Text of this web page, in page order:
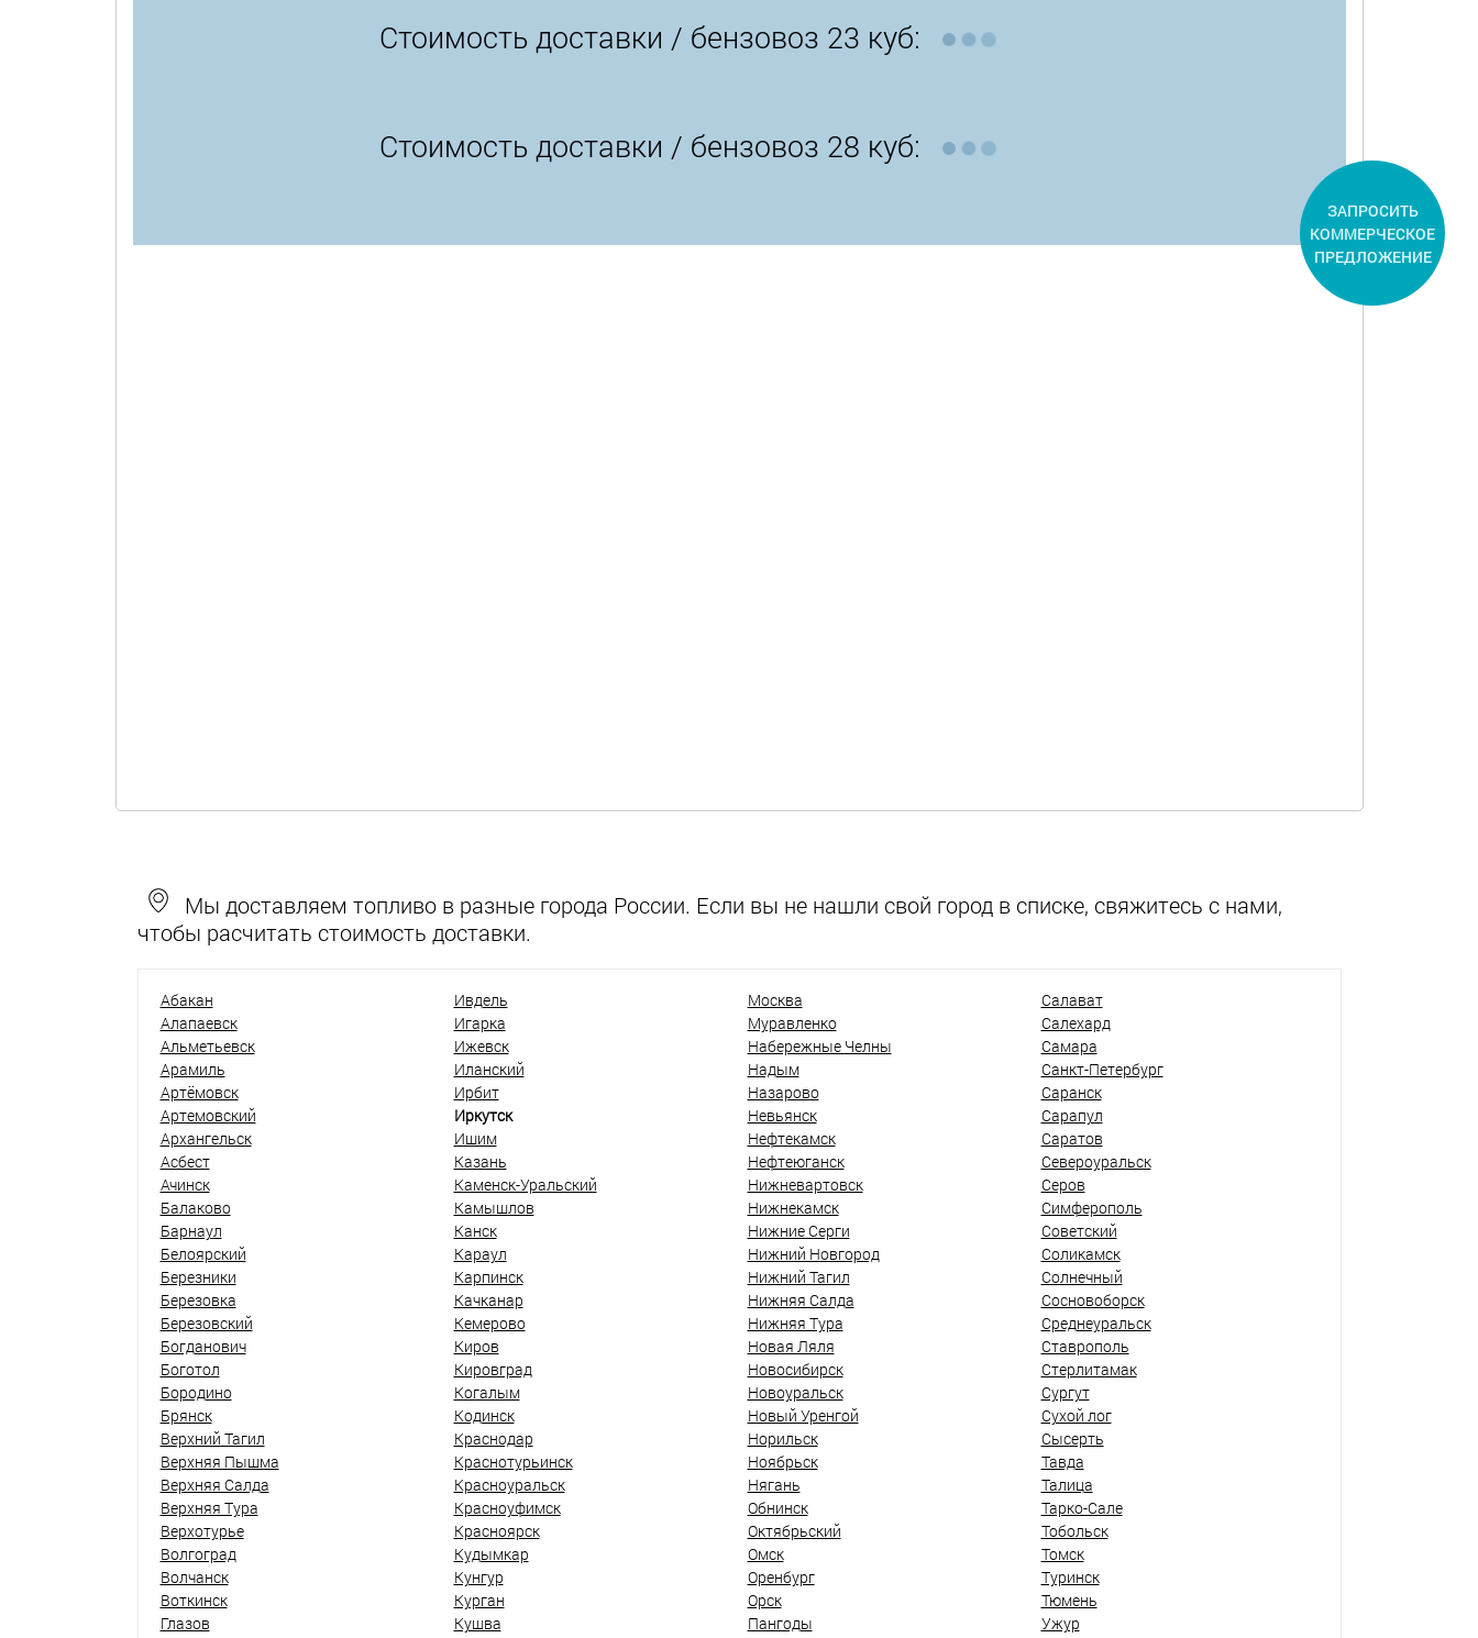
Стоимость доставки / бензовоз 23 куб:
Стоимость доставки / бензовоз 28 куб:
Мы доставляем топливо в разные города России. Если вы не нашли свой город в списке, свяжитесь с нами,
чтобы расчитать стоимость доставки.
Абакан
Алапаевск
Альметьевск
Арамиль
Артёмовск
Артемовский
Архангельск
Асбест
Ачинск
Балаково
Барнаул
Белоярский
Березники
Березовка
Березовский
Богданович
Боготол
Бородино
Брянск
Верхний Тагил
Верхняя Пышма
Верхняя Салда
Верхняя Тура
Верхотурье
Волгоград
Волчанск
Воткинск
Глазов
Ивдель
Игарка
Ижевск
Иланский
Ирбит
Иркутск
Ишим
Казань
Каменск-Уральский
Камышлов
Канск
Караул
Карпинск
Качканар
Кемерово
Киров
Кировград
Когалым
Кодинск
Краснодар
Краснотурьинск
Красноуральск
Красноуфимск
Красноярск
Кудымкар
Кунгур
Курган
Кушва
Москва
Муравленко
Набережные Челны
Надым
Назарово
Невьянск
Нефтекамск
Нефтеюганск
Нижневартовск
Нижнекамск
Нижние Серги
Нижний Новгород
Нижний Тагил
Нижняя Салда
Нижняя Тура
Новая Ляля
Новосибирск
Новоуральск
Новый Уренгой
Норильск
Ноябрьск
Нягань
Обнинск
Октябрьский
Омск
Оренбург
Орск
Пангоды
Салават
Салехард
Самара
Санкт-Петербург
Саранск
Сарапул
Саратов
Североуральск
Серов
Симферополь
Советский
Соликамск
Солнечный
Сосновоборск
Среднеуральск
Ставрополь
Стерлитамак
Сургут
Сухой лог
Сысерть
Тавда
Талица
Тарко-Сале
Тобольск
Томск
Туринск
Тюмень
Ужур
ЗАПРОСИТЬ
КОММЕРЧЕСКОЕ
ПРЕДЛОЖЕНИЕ